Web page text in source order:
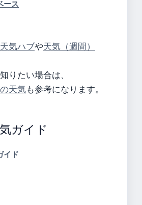
ース
天気ハブや天気（週間）
りたい場合は、
天気も参考になります。
ガイド
イド